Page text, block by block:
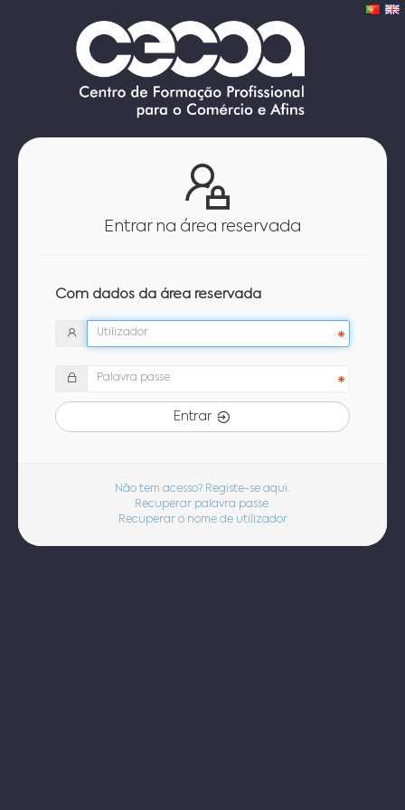
Entrar na área reservada
Com dados da área reservada
Entrar
Não tem acesso? Registe-se aqui.
Recuperar palavra passe.
Recuperar o nome de utilizador